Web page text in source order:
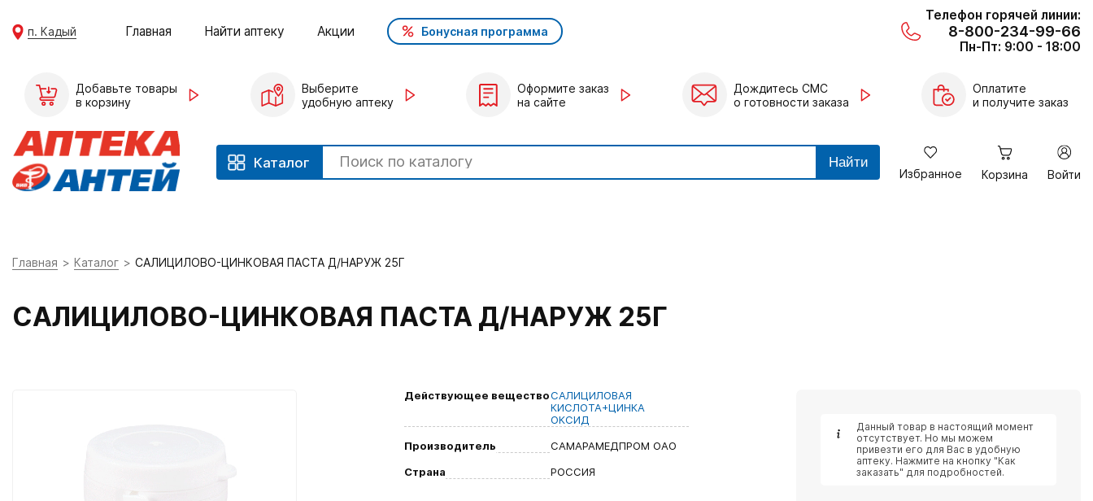
п. Кадый Главная Найти аптеку Акции Бонусная программа
Телефон горячей линии:
8-800-234-99-66
Пн-Пт: 9:00 - 18:00
Добавьте товары
в корзину
Выберите
удобную аптеку
Оформите заказ
на сайте
Дождитесь СМС
о готовности заказа
Оплатите
и получите заказ
Каталог Найти
Избранное Корзина Войти
Главная Каталог САЛИЦИЛОВО-ЦИНКОВАЯ ПАСТА Д/НАРУЖ 25Г
САЛИЦИЛОВО-ЦИНКОВАЯ ПАСТА Д/НАРУЖ 25Г
Действующее веществоСАЛИЦИЛОВАЯ
КИСЛОТА+ЦИНКА
ОКСИД
Производитель
САМАРАМЕДПРОМ ОАО
Страна
РОССИЯ
Данный товар в настоящий момент
отсутствует. Но мы можем
привезти его для Вас в удобную
аптеку. Нажмите на кнопку "Как
заказать" для подробностей.